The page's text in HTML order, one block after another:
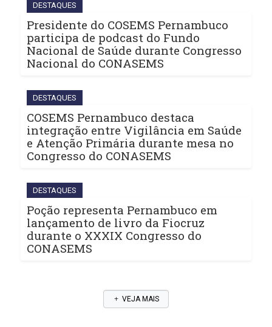
DESTAQUES
Presidente do COSEMS Pernambuco
participa de podcast do Fundo
Nacional de Saúde durante Congresso
Nacional do CONASEMS
DESTAQUES
COSEMS Pernambuco destaca
integração entre Vigilância em Saúde
e Atenção Primária durante mesa no
Congresso do CONASEMS
DESTAQUES
Poção representa Pernambuco em
lançamento de livro da Fiocruz
durante o XXXIX Congresso do
CONASEMS
VEJA MAIS